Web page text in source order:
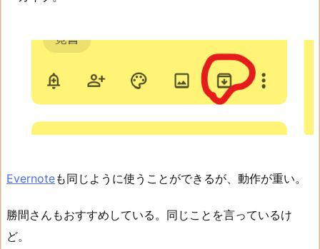
Evernoteも同じように使うことができるが、動作が重い。
勝間さんもおすすめしている。同じことを言っているけ
ど。